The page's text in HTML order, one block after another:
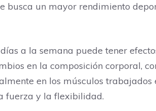
busca un mayor rendimiento
a la semana puede tener
en la composición corporal,
en los músculos
fuerza y la flexibilidad.